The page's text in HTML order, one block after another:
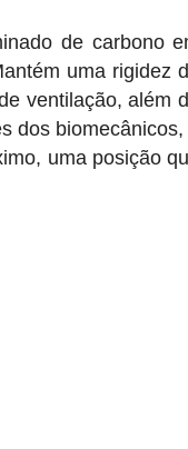
de carbono
uma rigidez
ventilação, além
dos biomecânicos,
uma posição